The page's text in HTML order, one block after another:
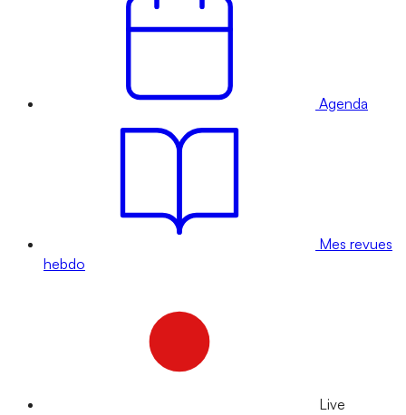
Agenda
Mes revues
hebdo
Live